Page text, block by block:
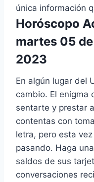
única información
Horóscopo
martes 05
2023
En algún lugar del
cambio. El enigma
sentarte y prestar
contentas con
letra, pero esta
pasando. Haga
saldos de sus
conversaciones